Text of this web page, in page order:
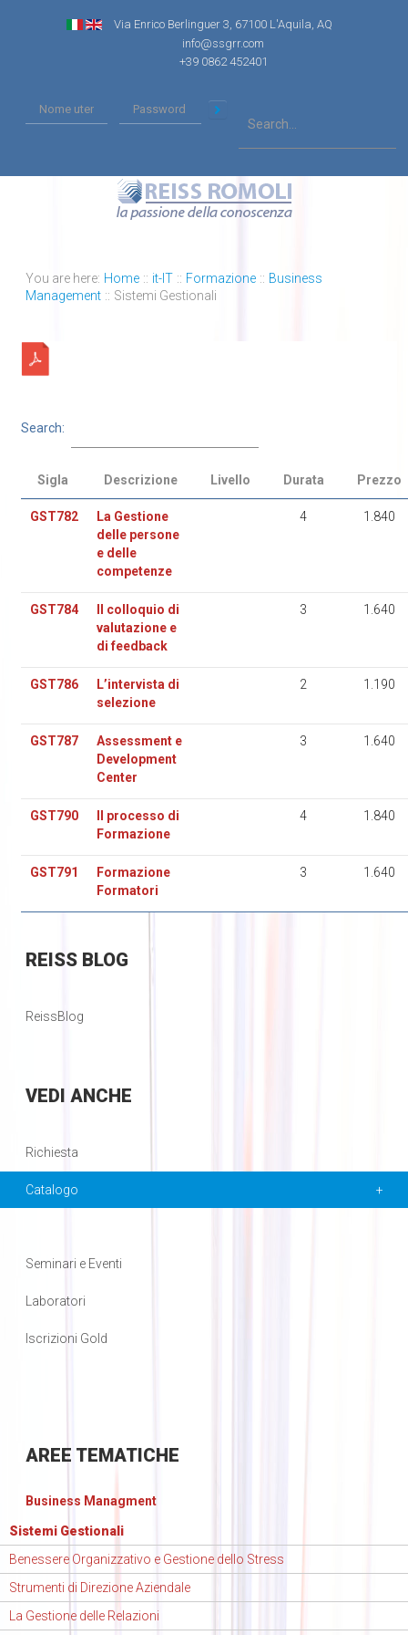
Via Enrico Berlinguer 3, 67100 L'Aquila, AQ
info@ssgrr.com
+39 0862 452401
You are here: Home :: it-IT :: Formazione :: Business
Management :: Sistemi Gestionali
Search:
Sigla Descrizione Livello Durata Prezzo
GST782
La Gestione
delle persone
e delle
competenze
4 1.840
GST784
Il colloquio di
valutazione e
di feedback
3 1.640
GST786
L’intervista di
selezione
2 1.190
GST787
Assessment e
Development
Center
3 1.640
GST790
Il processo di
Formazione
4 1.840
GST791
Formazione
Formatori
3 1.640
REISSBLOG
ReissBlog
VEDI ANCHE
Richiesta
Catalogo
Seminari e Eventi
Laboratori
Iscrizioni Gold
AREE TEMATICHE
Business Managment
Sistemi Gestionali
Benessere Organizzativo e Gestione dello Stress
Strumenti di Direzione Aziendale
La Gestione delle Relazioni